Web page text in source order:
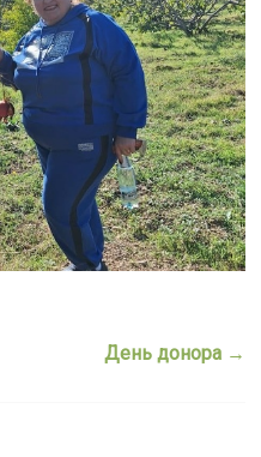
День донора →